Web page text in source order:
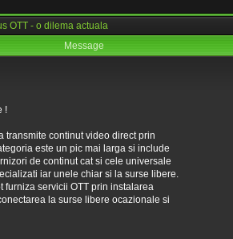
OTT - o dilema actuala
Message
!
transmite continut video direct prin
este un pic mai larga si include
de continut cat si cele universale
iar unele chiar si la surse libere.
furniza servicii OTT prin instalarea
la surse libere ocazionale si